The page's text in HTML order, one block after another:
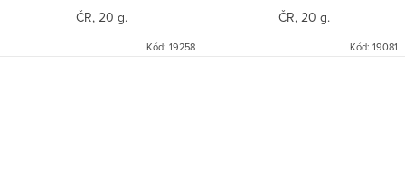
ČR, 20 g.
Kód: 19258
ČR, 20 g.
Kód: 19081